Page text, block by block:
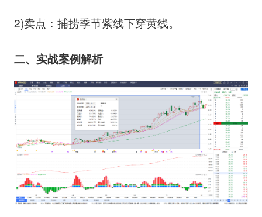
2)卖点：捕捞季节紫线下穿黄线。
二、实战案例解析